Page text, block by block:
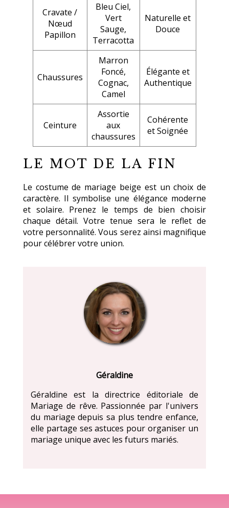
Cravate /
Nœud
Papillon
Bleu Ciel,
Vert
Sauge,
Terracotta
Naturelle et
Douce
Chaussures
Marron
Foncé,
Cognac,
Camel
Élégante et
Authentique
Ceinture
Assortie
aux
chaussures
Cohérente
et Soignée
LE MOT DE LA FIN
Le costume de mariage beige est un choix de
caractère. Il symbolise une élégance moderne
et solaire. Prenez le temps de bien choisir
chaque détail. Votre tenue sera le reflet de
votre personnalité. Vous serez ainsi magnifique
pour célébrer votre union.
Géraldine
Géraldine est la directrice éditoriale de
Mariage de rêve. Passionnée par l'univers
du mariage depuis sa plus tendre enfance,
elle partage ses astuces pour organiser un
mariage unique avec les futurs mariés.